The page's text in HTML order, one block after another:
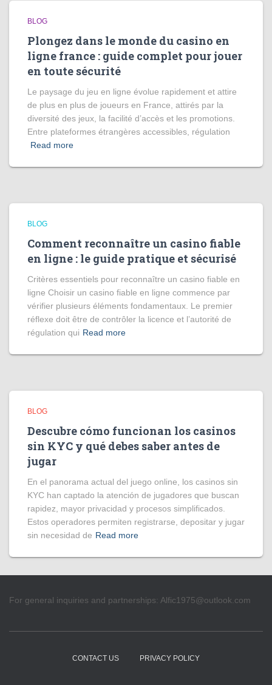
BLOG
Plongez dans le monde du casino en
ligne france : guide complet pour jouer
en toute sécurité
Le paysage du jeu en ligne évolue rapidement et attire
de plus en plus de joueurs en France, attirés par la
diversité des jeux, la facilité d’accès et les promotions.
Entre plateformes étrangères accessibles, régulation
Read more
BLOG
Comment reconnaître un casino fiable
en ligne : le guide pratique et sécurisé
Critères essentiels pour reconnaître un casino fiable en
ligne Choisir un casino fiable en ligne commence par
vérifier plusieurs éléments fondamentaux. Le premier
réflexe doit être de contrôler la licence et l’autorité de
régulation qui Read more
BLOG
Descubre cómo funcionan los casinos
sin KYC y qué debes saber antes de
jugar
En el panorama actual del juego online, los casinos sin
KYC han captado la atención de jugadores que buscan
rapidez, mayor privacidad y procesos simplificados.
Estos operadores permiten registrarse, depositar y jugar
sin necesidad de Read more
For general inquiries and partnerships: Alfic1975@outlook.com
CONTACT US PRIVACY POLICY